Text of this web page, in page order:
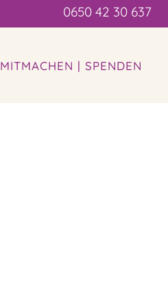
0650 42 30 637
MITMACHEN | SPENDEN